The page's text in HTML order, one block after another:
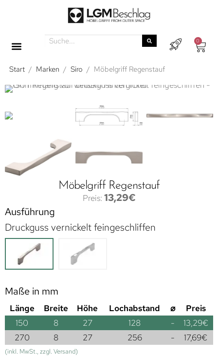
0
Start / Marken / Siro / Möbelgriff Regenstauf
Möbelgriff Regenstauf
13,29€
Ausführung
Druckguss vernickelt feingeschliffen
Maße in mm
Länge Breite Höhe Lochabstand ⌀
Preis
150
8 27 128 - 13,29€
270
8 27 256 - 17,69€
(inkl. MwSt., zzgl. Versand)